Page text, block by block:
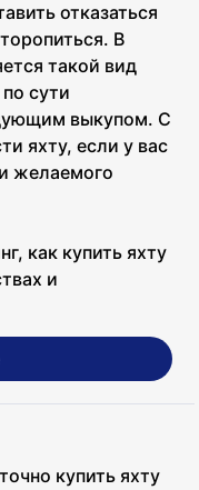
отказаться
В
такой вид
сути
выкупом. С
яхту, если у вас
желаемого
как купить яхту
и
купить яхту